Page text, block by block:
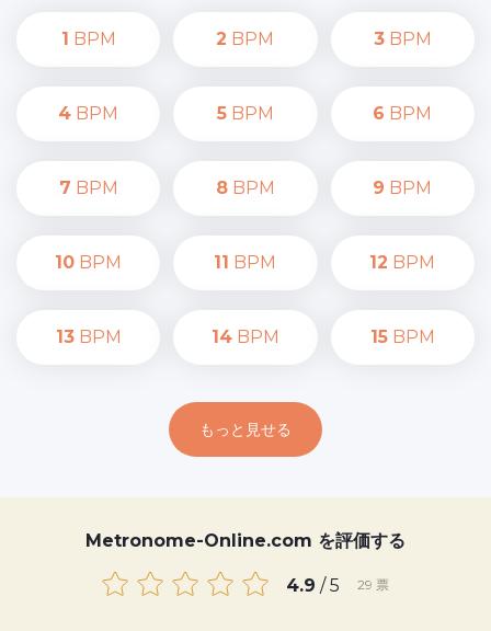
1 BPM 2 BPM 3BPM
4 BPM 5BPM 6 BPM
7 BPM 8BPM 9 BPM
10 BPM 11 BPM 12 BPM
13BPM 14BPM 15BPM
もっと見せる
Metronome-Online.com を評価する
4.9 / 5 29 票